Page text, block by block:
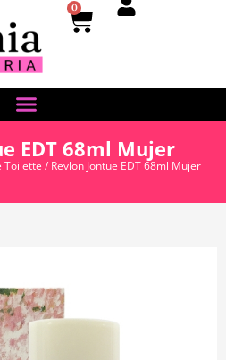
0
EDT 68ml Mujer
Toilette / Revlon Jontue EDT 68ml Mujer